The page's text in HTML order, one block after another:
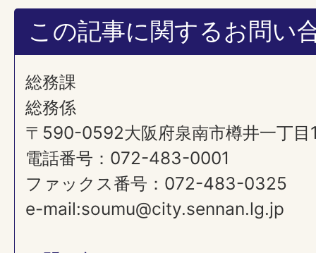
この記事に関するお問い
総務課
総務係
〒590-0592大阪府泉南市樽井一丁目
電話番号：072-483-0001
ファックス番号：072-483-0325
e-mail:soumu@city.sennan.lg.jp